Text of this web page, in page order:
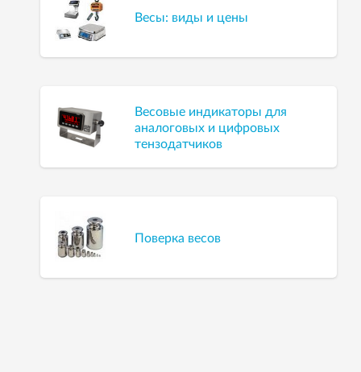
Весы: виды и цены
Весовые индикаторы для
аналоговых и цифровых
тензодатчиков
Поверка весов